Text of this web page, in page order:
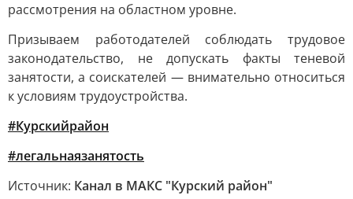
рассмотрения на областном уровне.
Призываем работодателей соблюдать трудовое
законодательство, не допускать факты теневой
занятости, а соискателей — внимательно относиться
к условиям трудоустройства.
#Курскийрайон
#легальнаязанятость
Источник: Канал в МАКС "Курский район"